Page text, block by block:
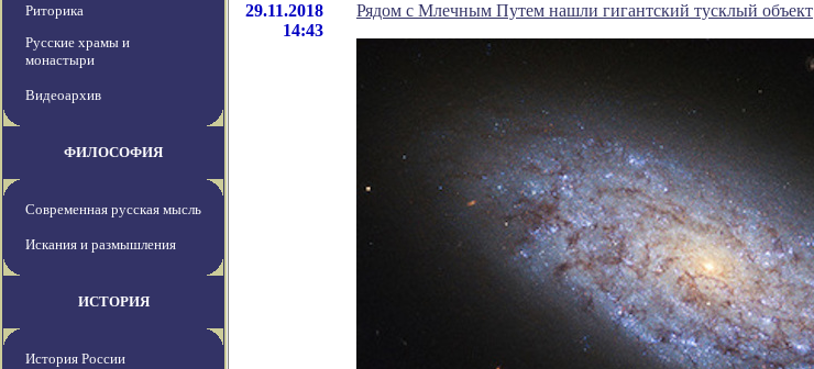
Риторика
Русские храмы и
монастыри
Видеоархив
ФИЛОСОФИЯ
Современная русская мысль
Искания и размышления
ИСТОРИЯ
История России
29.11.2018
14:43
Рядом с Млечным Путем нашли гигантский тусклый объект